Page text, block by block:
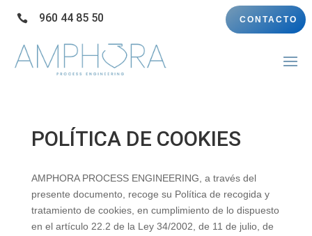
 960 44 85 50 CONTACTO
POLÍTICA DE COOKIES
AMPHORA PROCESS ENGINEERING, a través del
presente documento, recoge su Política de recogida y
tratamiento de cookies, en cumplimiento de lo dispuesto
en el artículo 22.2 de la Ley 34/2002, de 11 de julio, de